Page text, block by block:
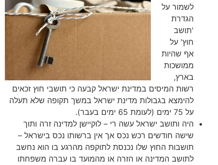
לשמור על
הגדרת
'תושב
חוץ' על
אף שהיות
ממושכות
בארץ,
רשות המיסים במדינת ישראל קבעה כי תושבי חוץ זכאים
להימצא בגבולות מדינת ישראל במשך תקופה שלא תעלה
על 75 ימים (לעומת 65 ימים בעבר).
היה ותושב ישראל עשה רי – לוקיישן למדינה זרה ותוך
שישה חודשים רכש נכס אך אין ברשותו נכס בישראל –
תושבות החוץ שלו נכנסת לתוקפה מהרגע בו הוא נחשב
לתושב המדינה או הזרה או מהמועד בו עברה משפחתו